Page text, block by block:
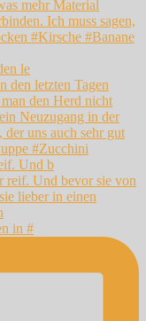
le
Und b
in #